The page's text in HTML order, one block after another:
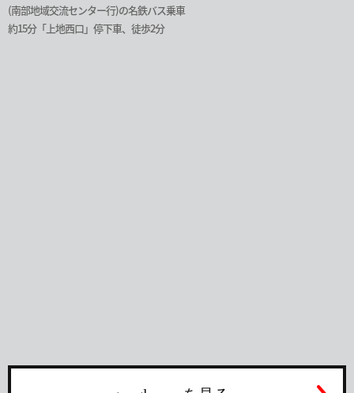
(南部地域交流センター行)の名鉄バス乗車
約15分「上地西口」停下車、徒歩2分